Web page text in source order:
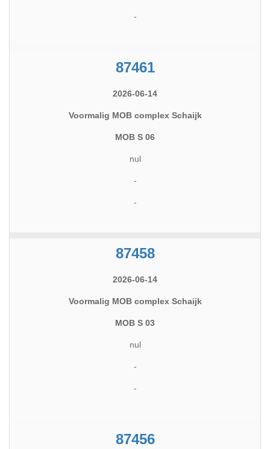
-
87461
2026-06-14
Voormalig MOB complex Schaijk
MOB S 06
nul
-
-
87458
2026-06-14
Voormalig MOB complex Schaijk
MOB S 03
nul
-
-
87456